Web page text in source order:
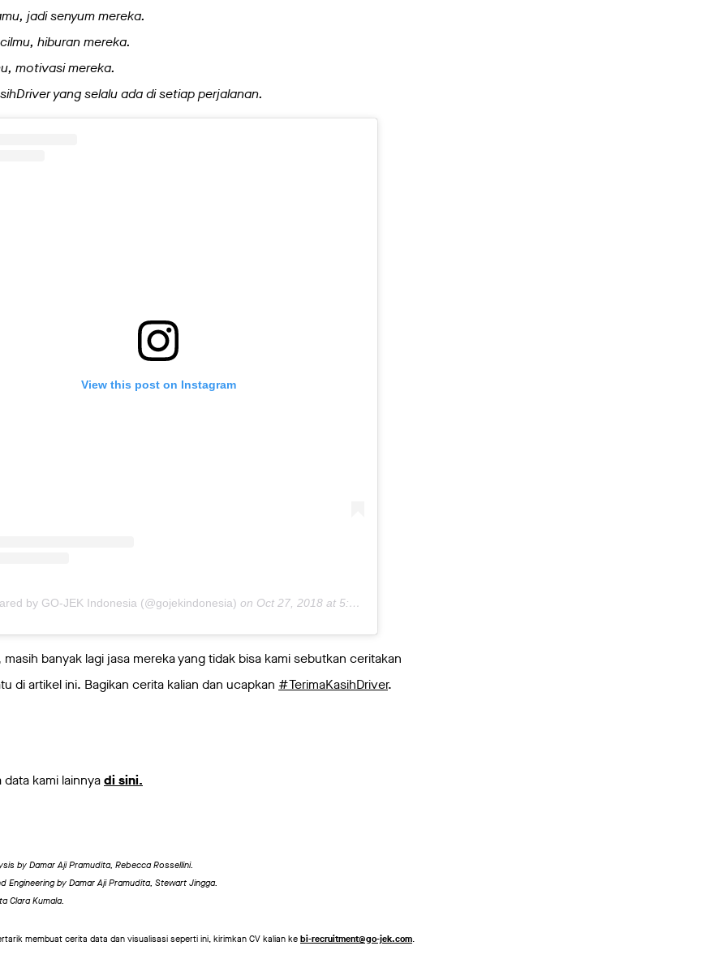
jadi senyum mereka.
hiburan mereka.
motivasi mereka.
yang selalu ada di setiap perjalanan.
View this post on Instagram
by GO-JEK Indonesia (@gojekindonesia) on Oct 27, 2018 at 5:49pm PDT
masih banyak lagi jasa mereka yang tidak bisa kami sebutkan ceritakan
di artikel ini. Bagikan cerita kalian dan ucapkan #TerimaKasihDriver.
data kami lainnyadi sini.
by Damar Aji Pramudita, Rebecca Rossellini.
Engineering by Damar Aji Pramudita, Stewart Jingga.
Clara Kumala.
membuat cerita data dan visualisasi seperti ini, kirimkan CV kalian kebi-recruitment@go-jek.com.